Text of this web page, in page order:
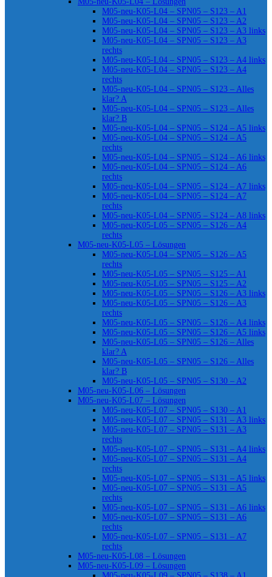
M05-neu-K05-L04 – SPN05 – S123 – A1
M05-neu-K05-L04 – SPN05 – S123 – A2
M05-neu-K05-L04 – SPN05 – S123 – A3 links
M05-neu-K05-L04 – SPN05 – S123 – A3
rechts
M05-neu-K05-L04 – SPN05 – S123 – A4 links
M05-neu-K05-L04 – SPN05 – S123 – A4
rechts
M05-neu-K05-L04 – SPN05 – S123 – Alles
klar? A
M05-neu-K05-L04 – SPN05 – S123 – Alles
klar? B
M05-neu-K05-L04 – SPN05 – S124 – A5 links
M05-neu-K05-L04 – SPN05 – S124 – A5
rechts
M05-neu-K05-L04 – SPN05 – S124 – A6 links
M05-neu-K05-L04 – SPN05 – S124 – A6
rechts
M05-neu-K05-L04 – SPN05 – S124 – A7 links
M05-neu-K05-L04 – SPN05 – S124 – A7
rechts
M05-neu-K05-L04 – SPN05 – S124 – A8 links
M05-neu-K05-L05 – SPN05 – S126 – A4
rechts
M05-neu-K05-L05 – Lösungen
M05-neu-K05-L04 – SPN05 – S126 – A5
rechts
M05-neu-K05-L05 – SPN05 – S125 – A1
M05-neu-K05-L05 – SPN05 – S125 – A2
M05-neu-K05-L05 – SPN05 – S126 – A3 links
M05-neu-K05-L05 – SPN05 – S126 – A3
rechts
M05-neu-K05-L05 – SPN05 – S126 – A4 links
M05-neu-K05-L05 – SPN05 – S126 – A5 links
M05-neu-K05-L05 – SPN05 – S126 – Alles
klar? A
M05-neu-K05-L05 – SPN05 – S126 – Alles
klar? B
M05-neu-K05-L05 – SPN05 – S130 – A2
M05-neu-K05-L06 – Lösungen
M05-neu-K05-L07 – Lösungen
M05-neu-K05-L07 – SPN05 – S130 – A1
M05-neu-K05-L07 – SPN05 – S131 – A3 links
M05-neu-K05-L07 – SPN05 – S131 – A3
rechts
M05-neu-K05-L07 – SPN05 – S131 – A4 links
M05-neu-K05-L07 – SPN05 – S131 – A4
rechts
M05-neu-K05-L07 – SPN05 – S131 – A5 links
M05-neu-K05-L07 – SPN05 – S131 – A5
rechts
M05-neu-K05-L07 – SPN05 – S131 – A6 links
M05-neu-K05-L07 – SPN05 – S131 – A6
rechts
M05-neu-K05-L07 – SPN05 – S131 – A7
rechts
M05-neu-K05-L08 – Lösungen
M05-neu-K05-L09 – Lösungen